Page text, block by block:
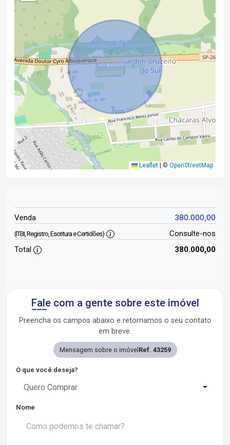
Leaflet | © OpenStreetMap
Venda 380.000,00
(ITBI, Registro, Escritura e Certidões)
Consulte-nos
Total
380.000,00
Fale com a gente sobre este imóvel
Preencha os campos abaixo e retornamos o seu contato
em breve.
Mensagem sobre o imóvelRef. 43259
O que você deseja?
Quero Comprar
Nome